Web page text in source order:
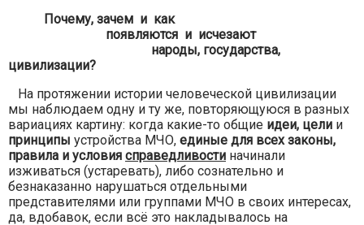
Почему, зачем и как
появляются и исчезают
народы, государства,
цивилизации?
На протяжении истории человеческой цивилизации
мы наблюдаем одну и ту же, повторяющуюся в разных
вариациях картину: когда какие-то общие идеи, цели и
принципы устройства МЧО, единые для всех законы,
правила и условия справедливости начинали
изживаться (устаревать), либо сознательно и
безнаказанно нарушаться отдельными
представителями или группами МЧО в своих интересах,
да, вдобавок, если всё это накладывалось на